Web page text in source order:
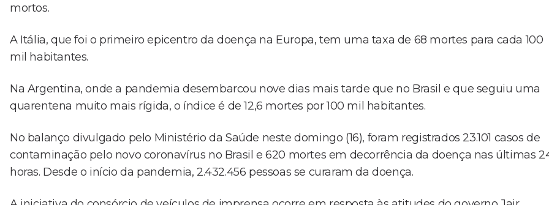
mortos.
A Itália, que foi o primeiro epicentro da doença na Europa, tem uma taxa de 68 mortes para cada 100
mil habitantes.
Na Argentina, onde a pandemia desembarcou nove dias mais tarde que no Brasil e que seguiu uma
quarentena muito mais rígida, o índice é de 12,6 mortes por 100 mil habitantes.
No balanço divulgado pelo Ministério da Saúde neste domingo (16), foram registrados 23.101 casos de
contaminação pelo novo coronavírus no Brasil e 620 mortes em decorrência da doença nas últimas
horas. Desde o início da pandemia, 2.432.456 pessoas se curaram da doença.